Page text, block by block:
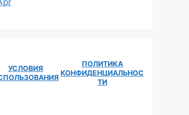
УСЛОВИЯ
ПОЛИТИКА
КОНФИДЕНЦИАЛЬНОС
ТИ